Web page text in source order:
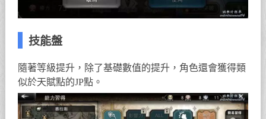
技能盤
隨著等級提升，除了基礎數值的提升，角色還會獲得類
似於天賦點的JP點。